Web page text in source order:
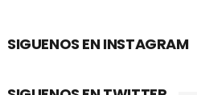
SIGUENOS EN INSTAGRAM